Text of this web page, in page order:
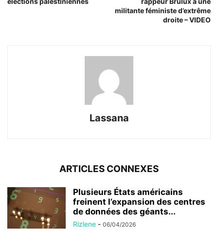
militante féministe d’extrême
droite – VIDEO
Lassana
ARTICLES CONNEXES
Plusieurs États américains
freinent l’expansion des centres
de données des géants...
Rizlene - 06/04/2026